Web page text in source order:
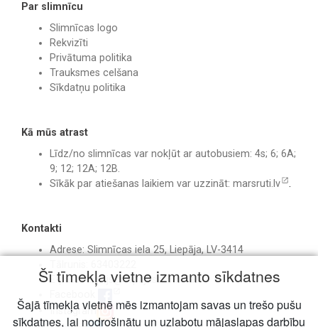
Par slimnīcu
Slimnīcas logo
Rekvizīti
Privātuma politika
Trauksmes celšana
Sīkdatņu politika
Kā mūs atrast
Līdz/no slimnīcas var nokļūt ar autobusiem: 4s; 6; 6A;
9; 12; 12A; 12B.
Sīkāk par atiešanas laikiem var uzzināt: marsruti.lv .
Kontakti
Adrese: Slimnīcas iela 25, Liepāja, LV-3414
E-pasts:birojs@liepajasslimnica.lv
Instagram
Šī tīmekļa vietne izmanto sīkdatnes
Šajā tīmekļa vietnē mēs izmantojam savas un trešo pušu
sīkdatnes, lai nodrošinātu un uzlabotu mājaslapas darbību